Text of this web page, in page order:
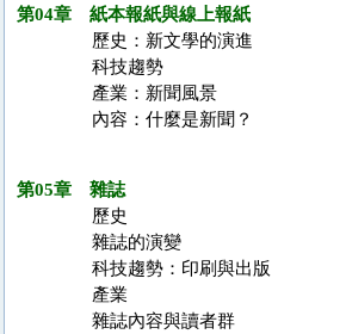
第04章 紙本報紙與線上報紙
歷史：新文學的演進
科技趨勢
產業：新聞風景
內容：什麼是新聞？
第05章 雜誌
歷史
雜誌的演變
科技趨勢：印刷與出版
產業
雜誌內容與讀者群